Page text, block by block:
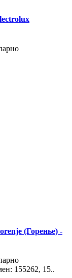
(Горенье) -
155262, 15..